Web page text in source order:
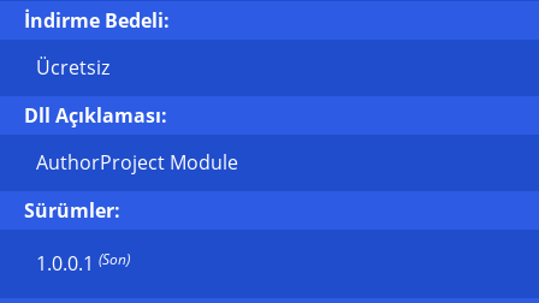
İndirme Bedeli:
Ücretsiz
Dll Açıklaması:
AuthorProject Module
Sürümler:
1.0.0.1 (Son)